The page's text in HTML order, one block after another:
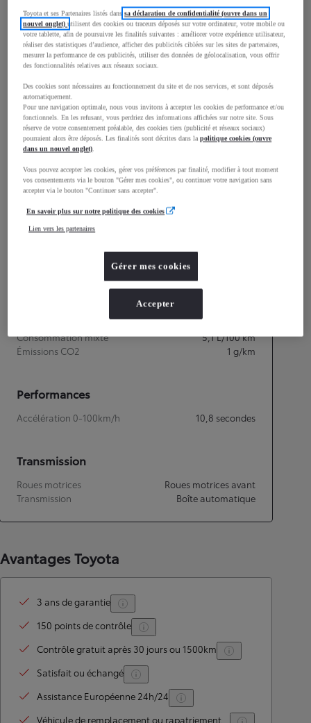
Portes
5
Places
5
4 568 mm
Consommation mixte 5,1L/100 km
Émissions CO2
1 g/km
Performances
Accélération 0-100km/h 10,8 secondes
Transmission
Roues motrices
Roues motrices avant
Transmission
Boîte automatique
Avantages Toyota
3 ans de garantie
150 points de contrôle
Contrôle gratuit après 30 jours ou 1500km
Satisfait ou échangé
Assistance Européenne 24h/24
Véhicule de remplacement ou rapatriement
Toyota et ses Partenaires listés danssa déclaration de confidentialité (ouvre dans un
nouvel onglet)utilisent des cookies ou traceurs déposés sur votre ordinateur, votre mobile ou
votre tablette, afin de poursuivre les finalités suivantes : améliorer votre expérience utilisateur,
réaliser des statistiques d’audience, afficher des publicités ciblées sur les sites de partenaires,
mesurer la performance de ces publicités, utiliser des données de géolocalisation, vous offrir
des fonctionnalités relatives aux réseaux sociaux.
Des cookies sont nécessaires au fonctionnement du site et de nos services, et sont déposés
automatiquement.
Pour une navigation optimale, nous vous invitons à accepter les cookies de performance et/ou
fonctionnels. En les refusant, vous perdriez des informations affichées sur notre site. Sous
réserve de votre consentement préalable, des cookies tiers (publicité et réseaux sociaux)
pourraient alors être déposés. Les finalités sont décrites dans lapolitique cookies (ouvre
dans un nouvel onglet).
Vous pouvez accepter les cookies, gérer vos préférences par finalité, modifier à tout moment
vos consentements via le bouton "Gérer mes cookies", ou continuer votre navigation sans
accepter via le bouton "Continuer sans accepter".
En savoir plus sur notre politique des cookies
Lien vers les partenaires
Gérer mes cookies
Accepter